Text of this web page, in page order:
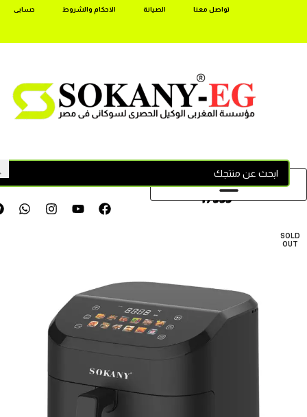
تواصل معنا الصيانة الاحكام والشروط حسابى
17355
SOLD
OUT